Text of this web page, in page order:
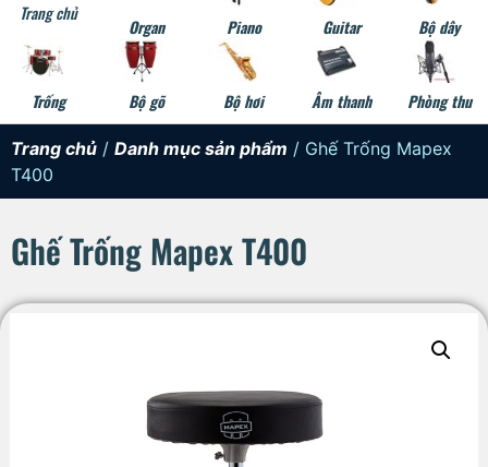
Trang chủ
Organ Piano Guitar Bộ dây
Trống Bộ gõ Bộ hơi Âm thanh Phòng thu
Trang chủ / Danh mục sản phẩm / Ghế Trống Mapex
T400
Ghế Trống Mapex T400